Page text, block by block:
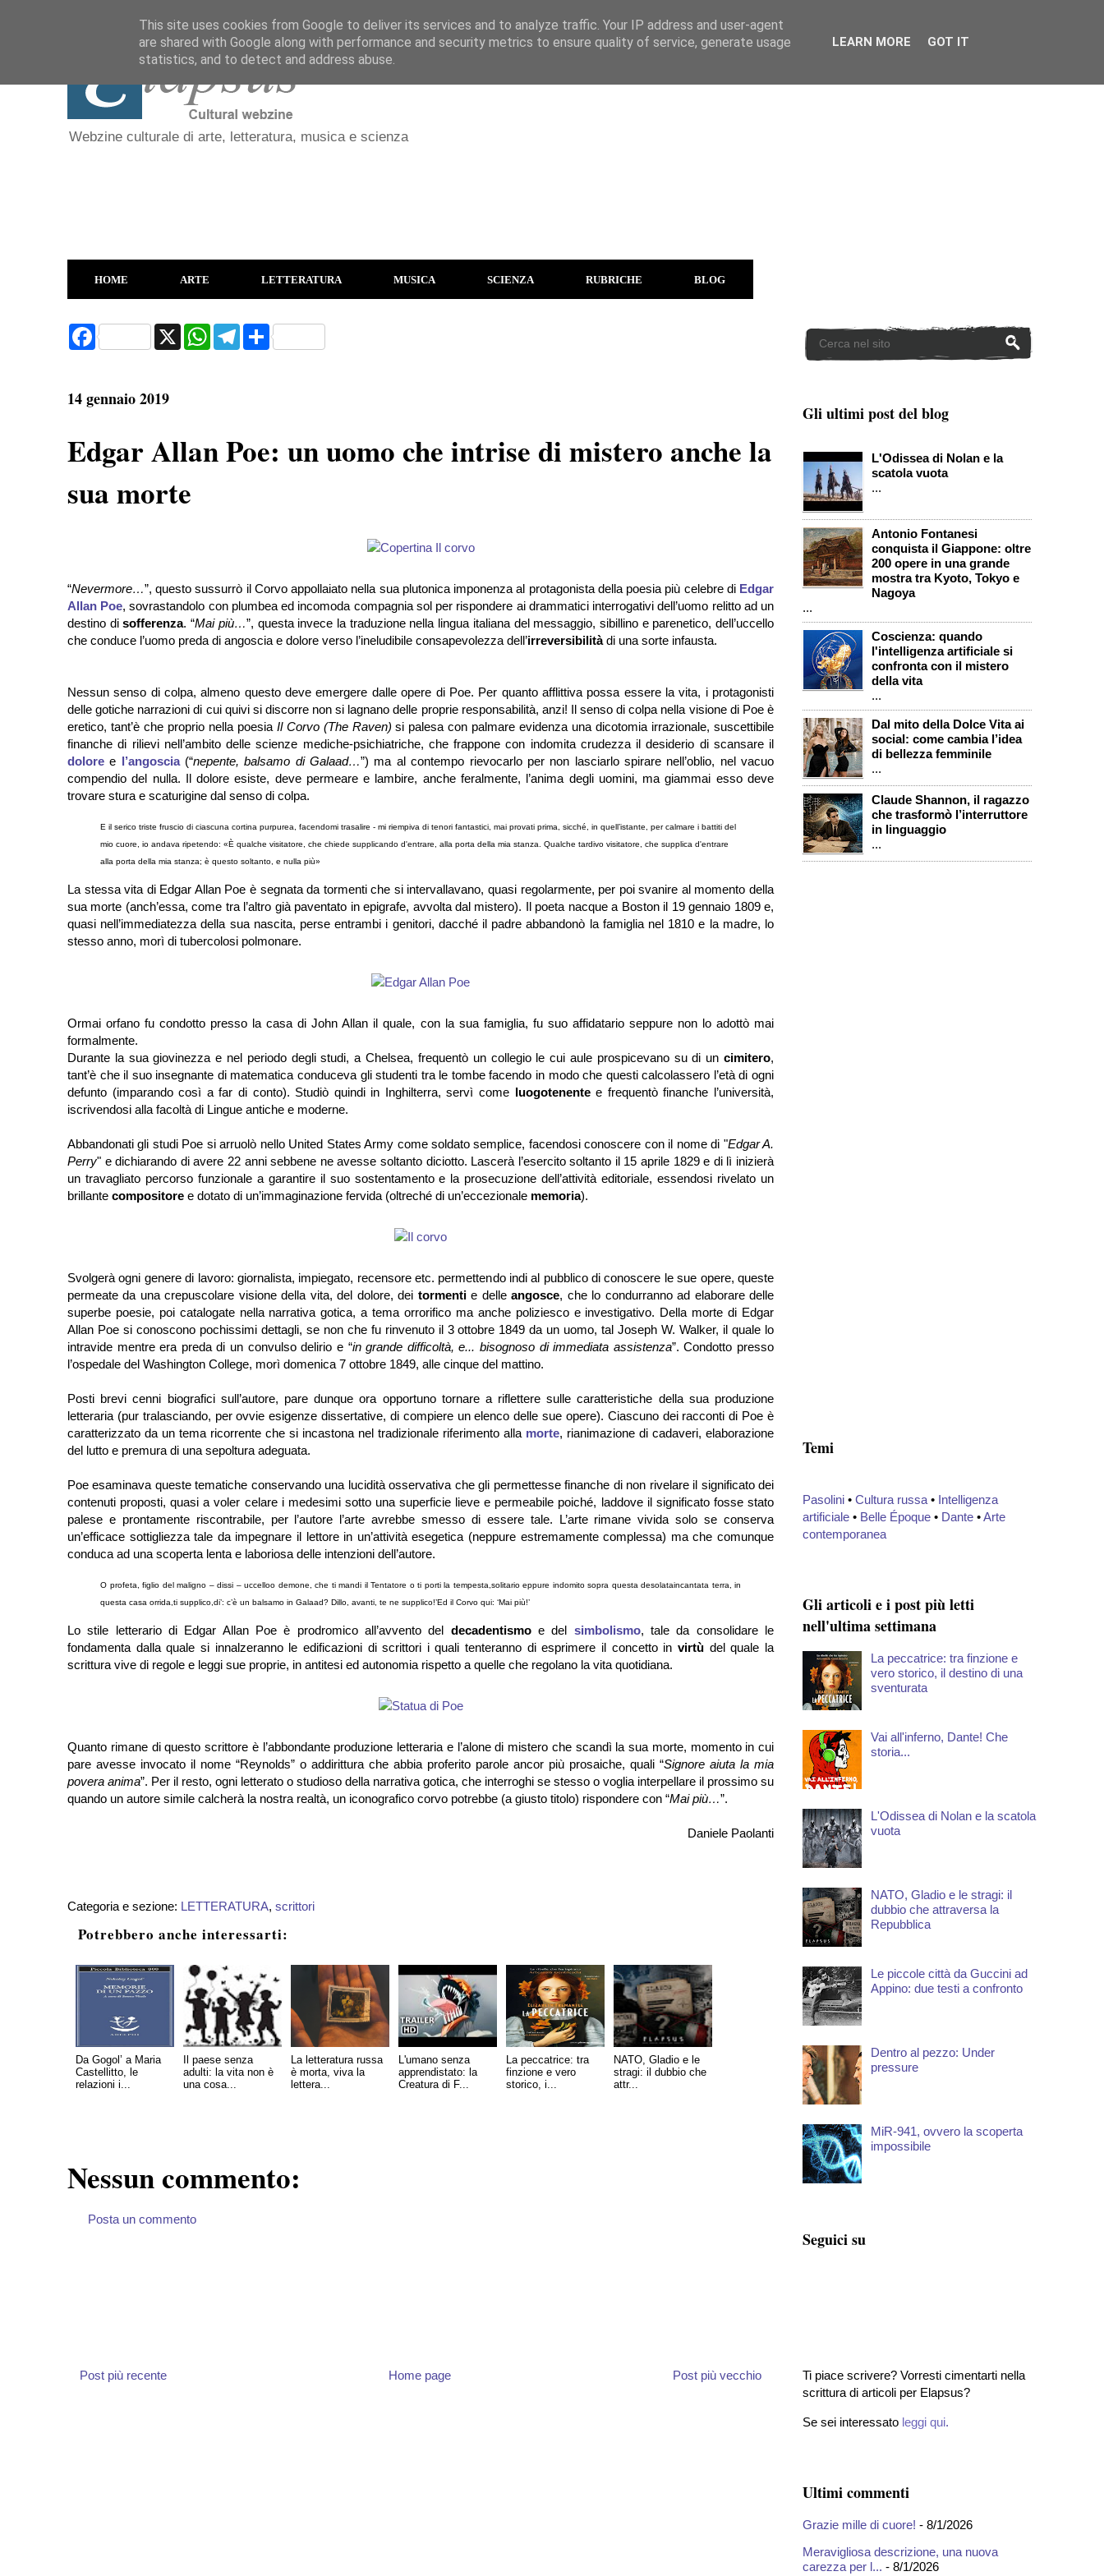
Webzine culturale di arte, letteratura, musica e scienza
HOME ARTE LETTERATURA MUSICA SCIENZA RUBRICHE BLOG
F
a
o
o
X
W
T
S
h
14 gennaio 2019
Edgar Allan Poe: un uomo che intrise di mistero anche la
sua morte
“Nevermore…”, questo sussurrò il Corvo appollaiato nella sua plutonica imponenza al protagonista della poesia più celebre di Edgar
Allan Poe, sovrastandolo con plumbea ed incomoda compagnia sol per rispondere ai drammatici interrogativi dell’uomo relitto ad un
destino disofferenza. “Mai più…”, questa invece la traduzione nella lingua italiana del messaggio, sibillino e parenetico, dell’uccello
che conduce l’uomo preda di angoscia e dolore verso l’ineludibile consapevolezza dell’irreversibilitàdi una sorte infausta.
Nessun senso di colpa, almeno questo deve emergere dalle opere di Poe. Per quanto afflittiva possa essere la vita, i protagonisti
delle gotiche narrazioni di cui quivi si discorre non si lagnano delle proprie responsabilità, anzi! Il senso di colpa nella visione di Poe è
eretico, tant’è che proprio nella poesia Il Corvo (The Raven) si palesa con palmare evidenza una dicotomia irrazionale, suscettibile
finanche di rilievi nell’ambito delle scienze mediche-psichiatriche, che frappone con indomita crudezza il desiderio di scansare il
dolore e l’angoscia(“nepente, balsamo di Galaad…”) ma al contempo rievocarlo per non lasciarlo spirare nell’oblio, nel vacuo
compendio del nulla. Il dolore esiste, deve permeare e lambire, anche feralmente, l’anima degli uomini, ma giammai esso deve
trovare stura e scaturigine dal senso di colpa.
E il serico triste fruscio di ciascuna cortina purpurea, facendomi trasalire - mi riempiva di tenori fantastici, mai provati prima, sicché, in quell’istante, per calmare i battiti del
mio cuore, io andava ripetendo: «È qualche visitatore, che chiede supplicando d'entrare, alla porta della mia stanza. Qualche tardivo visitatore, che supplica d'entrare
alla porta della mia stanza; è questo soltanto, e nulla più»
La stessa vita di Edgar Allan Poe è segnata da tormenti che si intervallavano, quasi regolarmente, per poi svanire al momento della
sua morte (anch’essa, come tra l’altro già paventato in epigrafe, avvolta dal mistero). Il poeta nacque a Boston il 19 gennaio 1809 e,
quasi nell’immediatezza della sua nascita, perse entrambi i genitori, dacché il padre abbandonò la famiglia nel 1810 e la madre, lo
stesso anno, morì di tubercolosi polmonare.
Ormai orfano fu condotto presso la casa di John Allan il quale, con la sua famiglia, fu suo affidatario seppure non lo adottò mai
formalmente.
Durante la sua giovinezza e nel periodo degli studi, a Chelsea, frequentò un collegio le cui aule prospicevano su di un cimitero,
tant’è che il suo insegnante di matematica conduceva gli studenti tra le tombe facendo in modo che questi calcolassero l’età di ogni
defunto (imparando così a far di conto). Studiò quindi in Inghilterra, servì come luogotenentee frequentò finanche l’università,
iscrivendosi alla facoltà di Lingue antiche e moderne.
Abbandonati gli studi Poe si arruolò nello United States Army come soldato semplice, facendosi conoscere con il nome di "Edgar A.
Perry" e dichiarando di avere 22 anni sebbene ne avesse soltanto diciotto. Lascerà l’esercito soltanto il 15 aprile 1829 e di lì inizierà
un travagliato percorso funzionale a garantire il suo sostentamento e la prosecuzione dell’attività editoriale, essendosi rivelato un
brillante compositore e dotato di un’immaginazione fervida (oltreché di un’eccezionale memoria).
Svolgerà ogni genere di lavoro: giornalista, impiegato, recensore etc. permettendo indi al pubblico di conoscere le sue opere, queste
permeate da una crepuscolare visione della vita, del dolore, dei tormentie delleangosce, che lo condurranno ad elaborare delle
superbe poesie, poi catalogate nella narrativa gotica, a tema orrorifico ma anche poliziesco e investigativo. Della morte di Edgar
Allan Poe si conoscono pochissimi dettagli, se non che fu rinvenuto il 3 ottobre 1849 da un uomo, tal Joseph W. Walker, il quale lo
intravide mentre era preda di un convulso delirio e “in grande difficoltà, e... bisognoso di immediata assistenza”. Condotto presso
l’ospedale del Washington College, morì domenica 7 ottobre 1849, alle cinque del mattino.
Posti brevi cenni biografici sull’autore, pare dunque ora opportuno tornare a riflettere sulle caratteristiche della sua produzione
letteraria (pur tralasciando, per ovvie esigenze dissertative, di compiere un elenco delle sue opere). Ciascuno dei racconti di Poe è
caratterizzato da un tema ricorrente che si incastona nel tradizionale riferimento alla morte, rianimazione di cadaveri, elaborazione
del lutto e premura di una sepoltura adeguata.
Poe esaminava queste tematiche conservando una lucidità osservativa che gli permettesse finanche di non rivelare il significato dei
contenuti proposti, quasi a voler celare i medesimi sotto una superficie lieve e permeabile poiché, laddove il significato fosse stato
palese e prontamente riscontrabile, per l’autore l’arte avrebbe smesso di essere tale. L’arte rimane vivida solo se conserva
un’efficace sottigliezza tale da impegnare il lettore in un’attività esegetica (neppure estremamente complessa) ma che comunque
conduca ad una scoperta lenta e laboriosa delle intenzioni dell’autore.
O profeta, figlio del maligno – dissi – uccelloo demone, che ti mandi il Tentatore o ti porti la tempesta, solitario eppure indomito sopra questa desolataincantata terra, in
questa casa orrida, ti supplico, di’: c’è un balsamo in Galaad? Dillo, avanti, te ne supplico!’Ed il Corvo qui: ‘Mai più!’
Lo stile letterario di Edgar Allan Poe è prodromico all’avvento del decadentismoe del simbolismo, tale da consolidare le
fondamenta dalla quale si innalzeranno le edificazioni di scrittori i quali tenteranno di esprimere il concetto invirtù del quale la
scrittura vive di regole e leggi sue proprie, in antitesi ed autonomia rispetto a quelle che regolano la vita quotidiana.
Quanto rimane di questo scrittore è l’abbondante produzione letteraria e l’alone di mistero che scandì la sua morte, momento in cui
pare avesse invocato il nome “Reynolds” o addirittura che abbia proferito parole ancor più prosaiche, quali “Signore aiuta la mia
povera anima”. Per il resto, ogni letterato o studioso della narrativa gotica, che interroghi se stesso o voglia interpellare il prossimo su
quando un autore simile calcherà la nostra realtà, un iconografico corvo potrebbe (a giusto titolo) rispondere con “Mai più…”.
Daniele Paolanti
Categoria e sezione: LETTERATURA, scrittori
Potrebbero anche interessarti:
Da Gogol’ a Maria
Castellitto, le
relazioni i...
Il paese senza
adulti: la vita non è
una cosa...
La letteratura russa
è morta, viva la
lettera...
L'umano senza
apprendistato: la
Creatura di F...
La peccatrice: tra
finzione e vero
storico, i...
NATO, Gladio e le
stragi: il dubbio che
attr...
Nessun commento:
Posta un commento
Post più recente Post più vecchio
Home page
Gli ultimi post del blog
L'Odissea di Nolan e la
scatola vuota
...
Antonio Fontanesi
conquista il Giappone: oltre
200 opere in una grande
mostra tra Kyoto, Tokyo e
Nagoya
...
Coscienza: quando
l'intelligenza artificiale si
confronta con il mistero
della vita
...
Dal mito della Dolce Vita ai
social: come cambia l’idea
di bellezza femminile
...
Claude Shannon, il ragazzo
che trasformò l’interruttore
in linguaggio
...
Temi
Pasolini • Cultura russa • Intelligenza
artificiale • Belle Époque • Dante •Arte
contemporanea
Gli articoli e i post più letti
nell'ultima settimana
La peccatrice: tra finzione e
vero storico, il destino di una
sventurata
Vai all'inferno, Dante! Che
storia...
L'Odissea di Nolan e la scatola
vuota
NATO, Gladio e le stragi: il
dubbio che attraversa la
Repubblica
Le piccole città da Guccini ad
Appino: due testi a confronto
Dentro al pezzo: Under
pressure
MiR-941, ovvero la scoperta
impossibile
Seguici su
Ti piace scrivere? Vorresti cimentarti nella
scrittura di articoli per Elapsus?
Se sei interessato leggi qui.
Ultimi commenti
Grazie mille di cuore! - 8/1/2026
Meravigliosa descrizione, una nuova
carezza per l... - 8/1/2026
This site uses cookies from Google to deliver its services and to analyze traffic. Your IP address and user-agent
are shared with Google along with performance and security metrics to ensure quality of service, generate usage
statistics, and to detect and address abuse.
LEARN MORE GOT IT